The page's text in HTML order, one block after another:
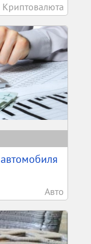
Криптовалюта
Авто